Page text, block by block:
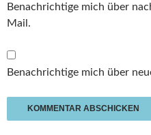
Benachrichtige mich über
Mail.
Benachrichtige mich über